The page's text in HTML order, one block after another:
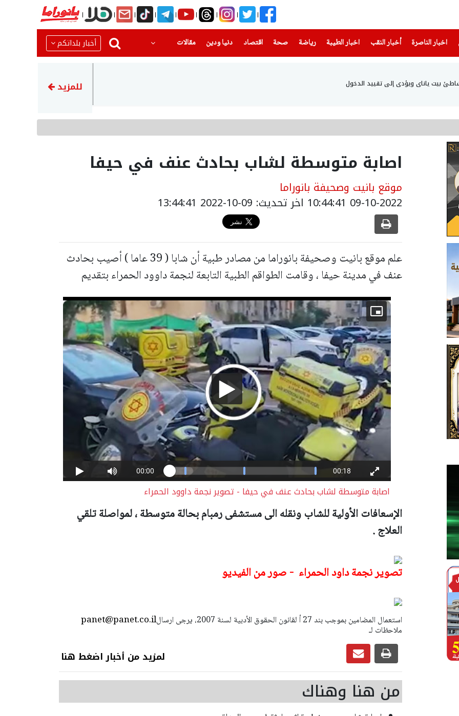
اخبار الناصرة
(current) أخبار النقب اخبار الطيبة(current) رياضة
(current) صحة(current) اقتصاد دنيا ودين
(current) مقالات أخبار بلداتكم
بيت ياناي ويؤدي إلى تقييد الدخول مسؤول عسكري اسرائيلي
للمزيد
اصابة متوسطة لشاب بحادث عنف في حيفا
موقع بانيت وصحيفة بانوراما
09-10-2022 10:44:41 اخر تحديث: 09-10-2022 13:44:41
علم موقع بانيت وصحيفة بانوراما من مصادر طبية أن شابا ( 39 عاما ) أصيب بحادث
عنف في مدينة حيفا ، وقامت الطواقم الطبية التابعة لنجمة داوود الحمراء بتقديم
اصابة متوسطة لشاب بحادث عنف في حيفا - تصوير نجمة داوود الحمراء
الإسعافات الأولية للشاب ونقله الى مستشفى رمبام بحالة متوسطة ، لمواصلة تلقي
العلاج .
تصوير نجمة داود الحمراء - صور من الفيديو
panet@panet.co.ilاستعمال المضامين بموجب بند 27 أ لقانون الحقوق الأدبية لسنة 2007، يرجى ارسال
ملاحظات لـ
لمزيد من أخبار اضغط هنا
من هنا وهناك